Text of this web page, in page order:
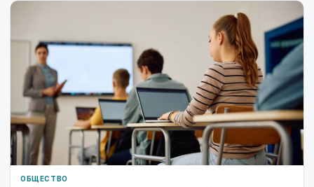
ОБЩЕСТВО